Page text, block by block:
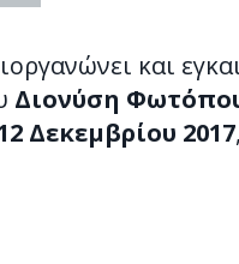
και
Διονύση
Δεκεμβρίου 2017